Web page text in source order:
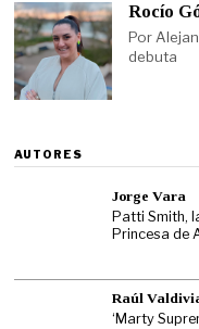
Rocío
Por
debuta
AUTORES
Jorge Vara
Patti Smith,
Princesa de
Raúl
‘Marty